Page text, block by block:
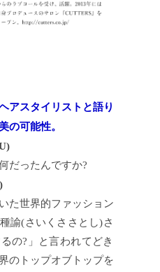
アスタイリストと語り
の可能性。
だったんですか?
た世界的ファッション
諭(さいくささとし)さ
の?」と言われてどき
のトップオブトップを